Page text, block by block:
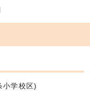
小学校区)